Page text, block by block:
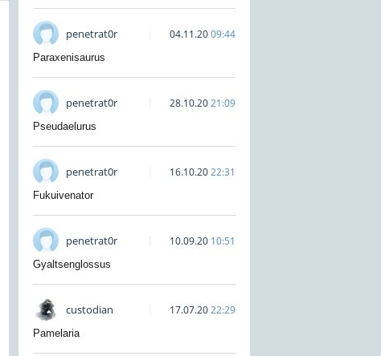
penetrat0r 04.11.2009:44
Paraxenisaurus
penetrat0r 28.10.2021:09
Pseudaelurus
penetrat0r 16.10.2022:31
Fukuivenator
penetrat0r 10.09.20 10:51
Gyaltsenglossus
custodian 17.07.2022:29
Pamelaria